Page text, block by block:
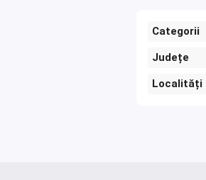
Categorii
Județe
Localități